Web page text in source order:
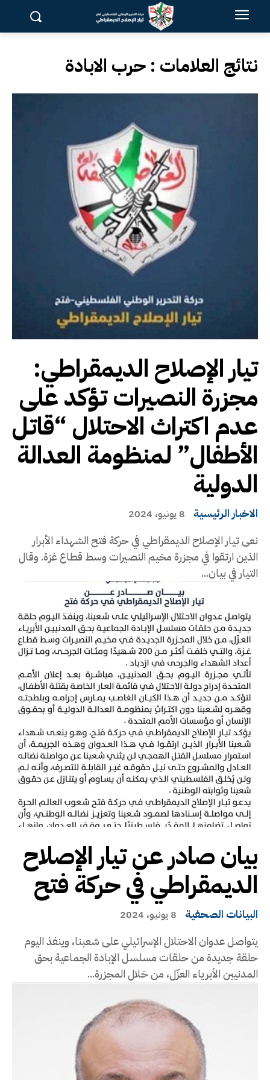
نتائج العلامات : حرب الابادة
تيار الإصلاح الديمقراطي:
مجزرة النصيرات تؤكد على
عدم اكتراث الاحتلال “قاتل
الأطفال” لمنظومة العدالة
الدولية
الاخبار الرئيسية 8 يونيو، 2024
نعى تيار الإصلاح الديمقراطي في حركة فتح الشهداء الأبرار
الذين ارتقوا في مجزرة مخيم النصيرات وسط قطاع غزة. وقال
التيار في بيان...
بيان صادر عن تيار الإصلاح
الديمقراطي في حركة فتح
البيانات الصحفية 8 يونيو، 2024
يتواصل عدوان الاحتلال الإسرائيلي على شعبنا، وينفذ اليوم
حلقة جديدة من حلقات مسلسل الإبادة الجماعية بحق
المدنيين الأبرياء العزّل، من خلال المجزرة...